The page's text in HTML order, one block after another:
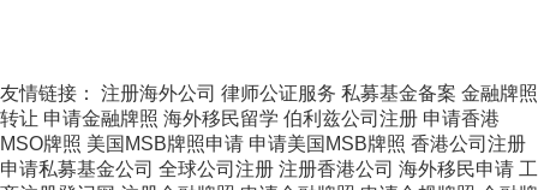
友情链接： 注册海外公司 律师公证服务 私募基金备案 金融牌照
转让 申请金融牌照 海外移民留学 伯利兹公司注册 申请香港
MSO牌照 美国MSB牌照申请 申请美国MSB牌照 香港公司注册
申请私募基金公司 全球公司注册 注册香港公司 海外移民申请 工